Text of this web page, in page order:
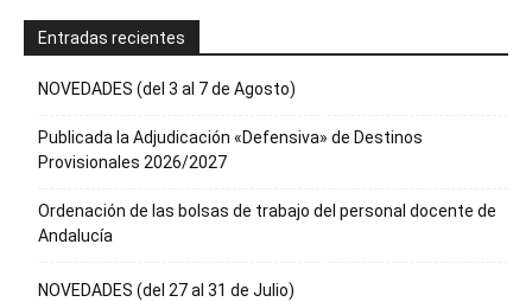
Entradas recientes
NOVEDADES (del 3 al 7 de Agosto)
Publicada la Adjudicación «Defensiva» de Destinos
Provisionales 2026/2027
Ordenación de las bolsas de trabajo del personal docente de
Andalucía
NOVEDADES (del 27 al 31 de Julio)